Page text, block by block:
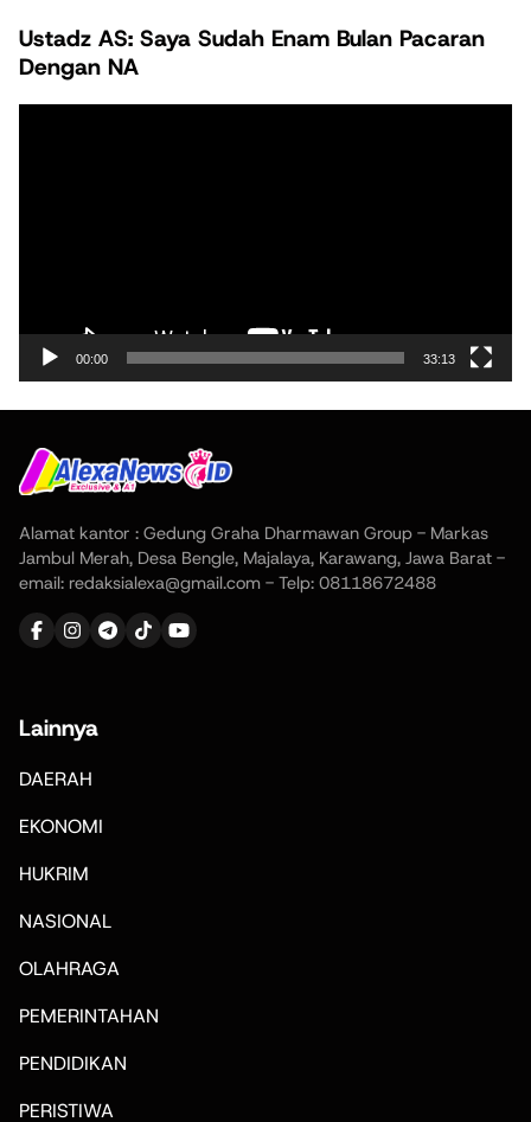
Ustadz AS: Saya Sudah Enam Bulan Pacaran
Dengan NA
00:00 33:13
Alamat kantor : Gedung Graha Dharmawan Group - Markas
Jambul Merah, Desa Bengle, Majalaya, Karawang, Jawa Barat -
email: redaksialexa@gmail.com - Telp: 08118672488
Lainnya
DAERAH
EKONOMI
HUKRIM
NASIONAL
OLAHRAGA
PEMERINTAHAN
PENDIDIKAN
PERISTIWA